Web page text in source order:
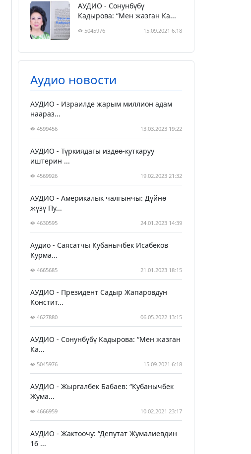
АУДИО - Сонунбүбү
Кадырова: “Мен жазган Ка...
5045976 15.09.2021 6:18
Аудио новости
АУДИО - Израилде жарым миллион адам
наараз...
4599456 13.03.2023 19:22
АУДИО - Түркиядагы издөө-куткаруу
иштерин ...
4569926 19.02.2023 21:32
АУДИО - Америкалык чалгынчы: Дүйнө
жүзү Пу...
4630595 24.01.2023 14:39
Аудио - Саясатчы Кубанычбек Исабеков
Курма...
4665685 21.01.2023 18:15
АУДИО - Президент Садыр Жапаровдун
Констит...
4627880 06.05.2022 13:15
АУДИО - Сонунбүбү Кадырова: “Мен жазган
Ка...
5045976 15.09.2021 6:18
АУДИО - Жыргалбек Бабаев: “Кубанычбек
Жума...
4666959 10.02.2021 23:17
АУДИО - Жактоочу: “Депутат Жумалиевдин
16 ...